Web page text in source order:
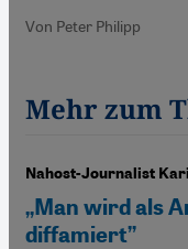
Von Peter Philipp
Mehr zum
Nahost-Journalist
„Man wird als
diffamiert”